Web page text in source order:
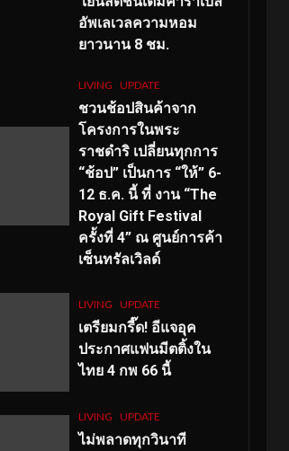
อัพเลเวลความหอม
ยาวนาน 8 ชม.
LIVING UPDATE
ชวนช้อปสินค้าจาก
โครงการในพระ
ราชดำริ เปลี่ยนทุกการ
“ช้อป” เป็นการ “ให้” 6-
12 ธ.ค. นี้ ที่ งาน “The
Royal Gift Festival
ครั้งที่ 4” ณ ศูนย์การค้า
เซ็นทรัลเวิลด์
LIVING UPDATE
เตรียมกรี๊ด! อีแจอุค
ประกาศแฟนมีตติ้งใน
ไทย 4 กพ 66 นี้
LIVING UPDATE
ไม่พลาดทุกวินาที